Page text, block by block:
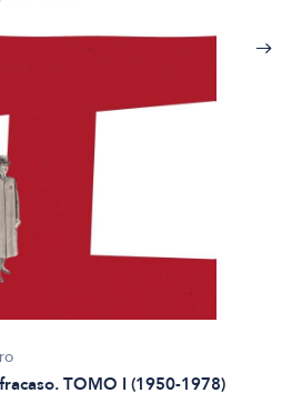
TOMO I (1950-1978)